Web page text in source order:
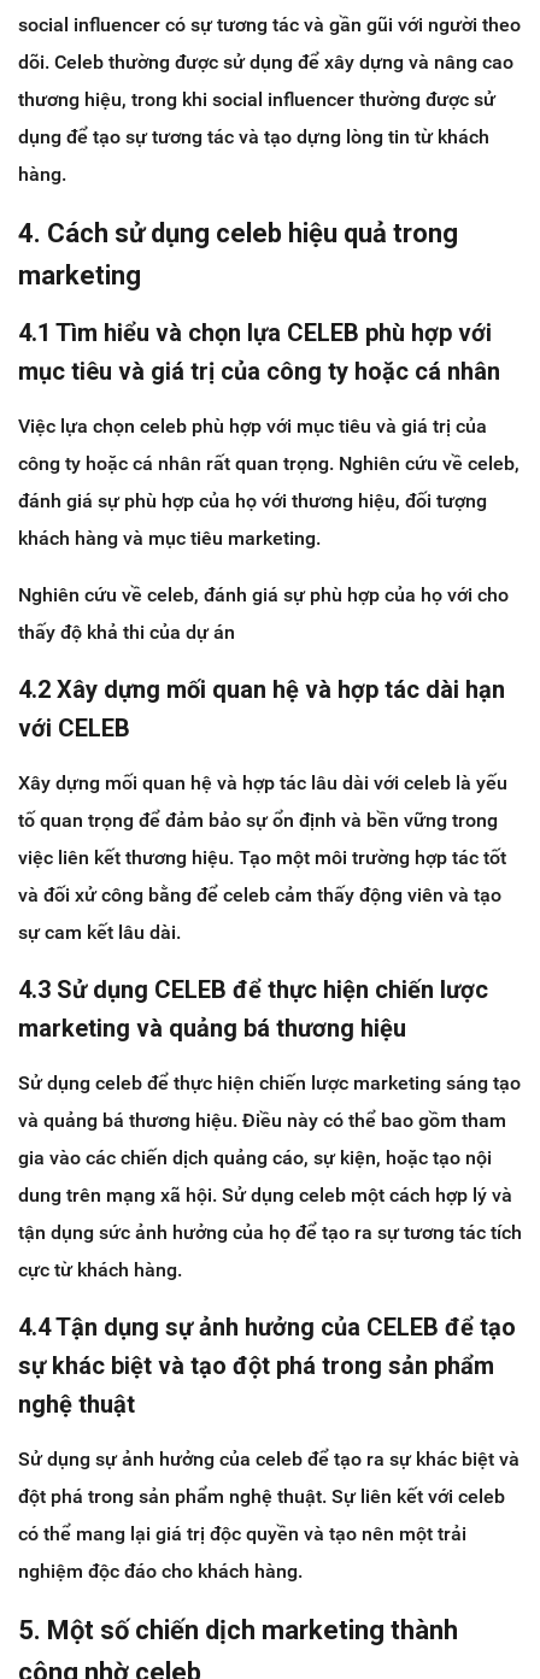
social influencer có sự tương tác và gần gũi với người theo
dõi. Celeb thường được sử dụng để xây dựng và nâng cao
thương hiệu, trong khi social influencer thường được sử
dụng để tạo sự tương tác và tạo dựng lòng tin từ khách
hàng.
4. Cách sử dụng celeb hiệu quả trong
marketing
4.1 Tìm hiểu và chọn lựa CELEB phù hợp với
mục tiêu và giá trị của công ty hoặc cá nhân
Việc lựa chọn celeb phù hợp với mục tiêu và giá trị của
công ty hoặc cá nhân rất quan trọng. Nghiên cứu về celeb,
đánh giá sự phù hợp của họ với thương hiệu, đối tượng
khách hàng và mục tiêu marketing.
Nghiên cứu về celeb, đánh giá sự phù hợp của họ với cho
thấy độ khả thi của dự án
4.2 Xây dựng mối quan hệ và hợp tác dài hạn
với CELEB
Xây dựng mối quan hệ và hợp tác lâu dài với celeb là yếu
tố quan trọng để đảm bảo sự ổn định và bền vững trong
việc liên kết thương hiệu. Tạo một môi trường hợp tác tốt
và đối xử công bằng để celeb cảm thấy động viên và tạo
sự cam kết lâu dài.
4.3 Sử dụng CELEB để thực hiện chiến lược
marketing và quảng bá thương hiệu
Sử dụng celeb để thực hiện chiến lược marketing sáng tạo
và quảng bá thương hiệu. Điều này có thể bao gồm tham
gia vào các chiến dịch quảng cáo, sự kiện, hoặc tạo nội
dung trên mạng xã hội. Sử dụng celeb một cách hợp lý và
tận dụng sức ảnh hưởng của họ để tạo ra sự tương tác tích
cực từ khách hàng.
4.4 Tận dụng sự ảnh hưởng của CELEB để tạo
sự khác biệt và tạo đột phá trong sản phẩm
nghệ thuật
Sử dụng sự ảnh hưởng của celeb để tạo ra sự khác biệt và
đột phá trong sản phẩm nghệ thuật. Sự liên kết với celeb
có thể mang lại giá trị độc quyền và tạo nên một trải
nghiệm độc đáo cho khách hàng.
5. Một số chiến dịch marketing thành
công nhờ celeb